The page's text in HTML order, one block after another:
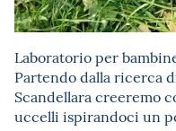
Laboratorio per
Partendo dalla ricerca
Scandellara creeremo
uccelli ispirandoci un